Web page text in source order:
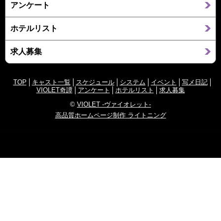
アンケート
ホテルリスト
求人募集
TOP キャスト一覧 スケジュール システム イベント
写メ日記
VIOLET奇譚
アンケート ホテルリスト
求人募集
© VIOLET -ヴァイオレット-
高品質ホームページ制作 ライトニング